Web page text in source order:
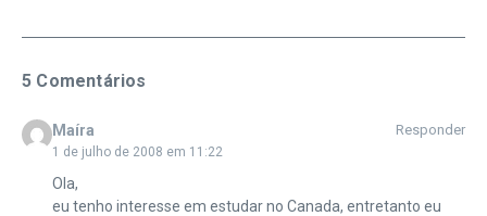
5 Comentários
Maíra
1 de julho de 2008 em 11:22
Responder
Ola,
eu tenho interesse em estudar no Canada, entretanto eu